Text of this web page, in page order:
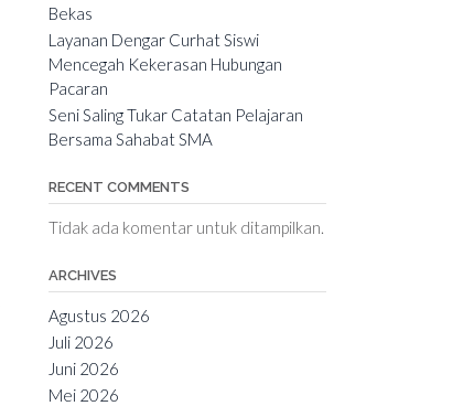
Bekas
Layanan Dengar Curhat Siswi
Mencegah Kekerasan Hubungan
Pacaran
Seni Saling Tukar Catatan Pelajaran
Bersama Sahabat SMA
RECENT COMMENTS
Tidak ada komentar untuk ditampilkan.
ARCHIVES
Agustus 2026
Juli 2026
Juni 2026
Mei 2026